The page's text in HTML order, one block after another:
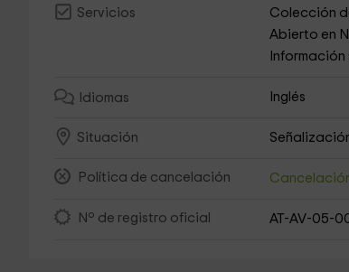
Servicios Colección
Abierto en
Idiomas Inglés
Situación
Política de cancelación
Nº de registro oficial AT-AV-05-